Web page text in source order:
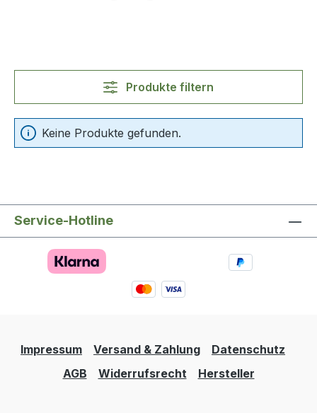
Produkte filtern
Keine Produkte gefunden.
Service-Hotline
Impressum Versand & Zahlung
Datenschutz
AGB
Widerrufsrecht Hersteller